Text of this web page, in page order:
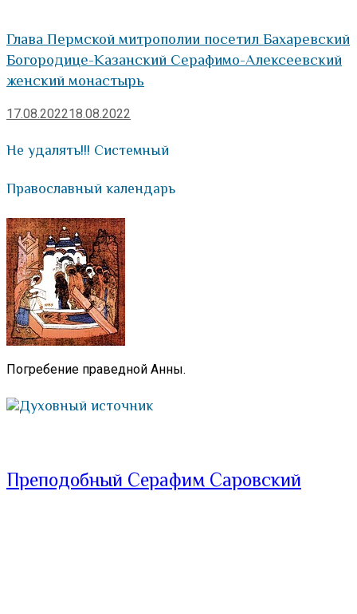
Глава Пермской митрополии посетил Бахаревский
Богородице-Казанский Серафимо-Алексеевский
женский монастырь
17.08.202218.08.2022
Не удалять!!! Системный
Православный календарь
Погребение праведной Анны.
Духовный источник
Преподобный Серафим Саровский